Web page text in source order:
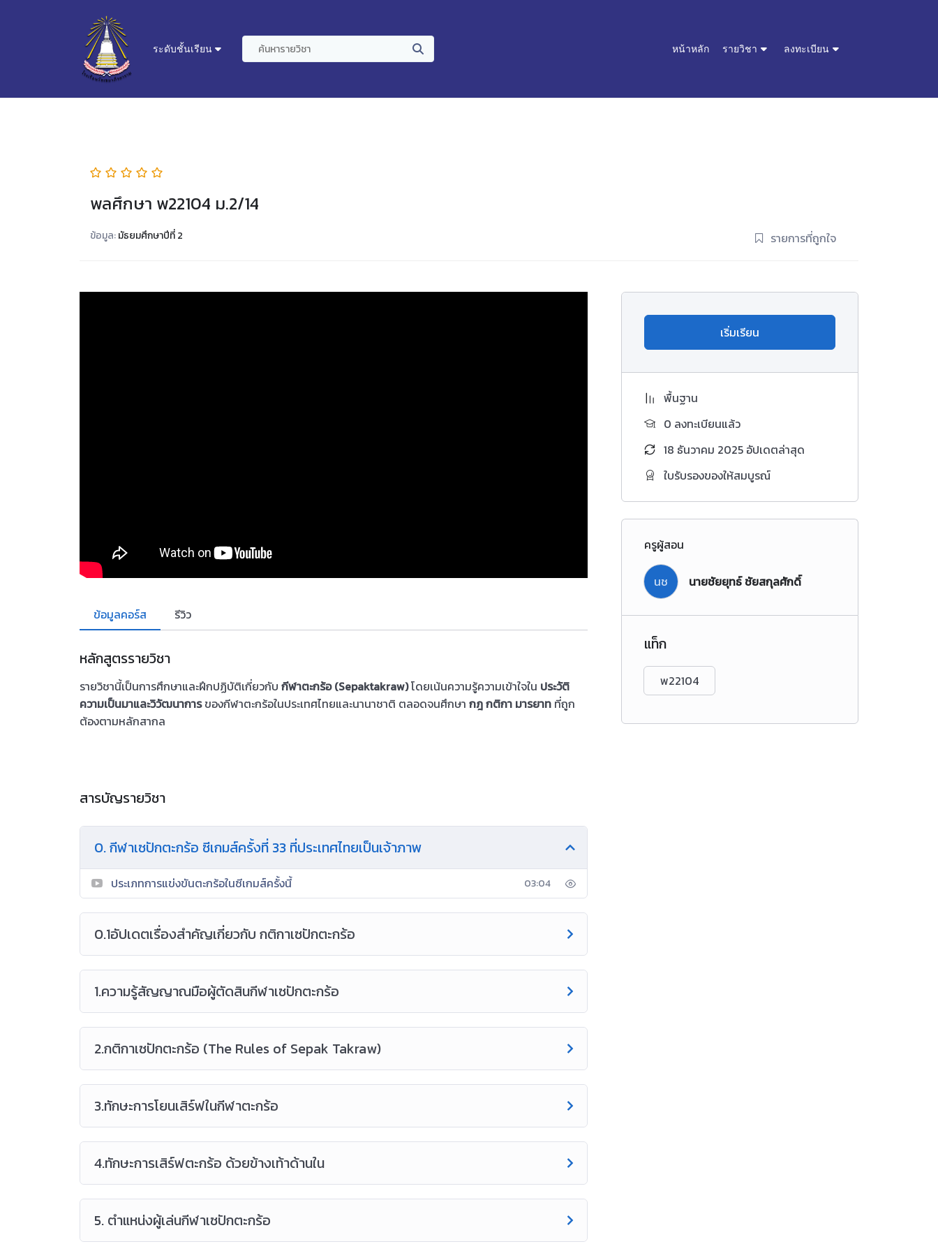
ระดับชั้นเรียน หน้าหลัก รายวิชา ลงทะเบียน
พลศึกษา พ22104 ม.2/14
ข้อมูล:มัธยมศึกษาปีที่ 2 รายการที่ถูกใจ
ข้อมูลคอร์ส รีวิว
หลักสูตรรายวิชา
รายวิชานี้เป็นการศึกษาและฝึกปฏิบัติเกี่ยวกับ กีฬาตะกร้อ (Sepaktakraw)โดยเน้นความรู้ความเข้าใจใน ประวัติ
ความเป็นมาและวิวัฒนาการของกีฬาตะกร้อในประเทศไทยและนานาชาติ ตลอดจนศึกษา กฎ กติกา มารยาท ที่ถูก
ต้องตามหลักสากล
สารบัญรายวิชา
0. กีฬาเซปักตะกร้อ ซีเกมส์ครั้งที่ 33 ที่ประเทศไทยเป็นเจ้าภาพ
ประเภทการแข่งขันตะกร้อในซีเกมส์ครั้งนี้ 03:04
0.1อัปเดตเรื่องสำคัญเกี่ยวกับ กติกาเซปักตะกร้อ
1.ความรู้สัญญาณมือผู้ตัดสินกีฬาเซปักตะกร้อ
2.กติกาเซปักตะกร้อ (The Rules of Sepak Takraw)
3.ทักษะการโยนเสิร์ฟในกีฬาตะกร้อ
4.ทักษะการเสิร์ฟตะกร้อ ด้วยข้างเท้าด้านใน
5. ตำแหน่งผู้เล่นกีฬาเซปักตะกร้อ
เริ่มเรียน
พื้นฐาน
0 ลงทะเบียนแล้ว
18 ธันวาคม 2025 อัปเดตล่าสุด
ใบรับรองของให้สมบูรณ์
ครูผู้สอน
นช นายชัยยุทธ์ ชัยสกุลศักดิ์
แท็ก
พ22104